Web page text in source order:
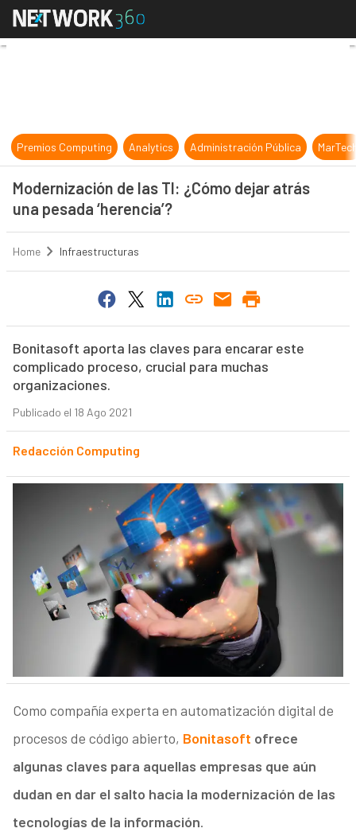
Modernización de las TI: ¿Cómo
Premios Computing Analytics Administración Pública
Modernización de las TI: ¿Cómo dejar atrás
una pesada ‘herencia’?
Home Infraestructuras
Bonitasoft aporta las claves para encarar este
complicado proceso, crucial para muchas
organizaciones.
Publicado el 18 Ago 2021
Redacción Computing
Como compañía experta en automatización digital de
procesos de código abierto, Bonitasoft ofrece
algunas claves para aquellas empresas que aún
dudan en dar el salto hacia la modernización de las
tecnologías de la información.